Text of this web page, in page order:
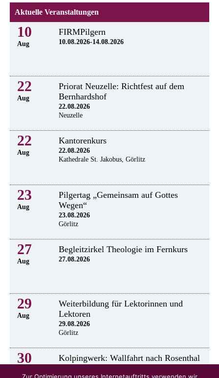
Aktuelle Veranstaltungen
10
Aug
FIRMPilgern
10.08.2026-14.08.2026
22
Aug
Priorat Neuzelle: Richtfest auf dem
Bernhardshof
22.08.2026
Neuzelle
22
Aug
Kantorenkurs
22.08.2026
Kathedrale St. Jakobus, Görlitz
23
Aug
Pilgertag „Gemeinsam auf Gottes
Wegen“
23.08.2026
Görlitz
27
Aug
Begleitzirkel Theologie im Fernkurs
27.08.2026
29
Aug
Weiterbildung für Lektorinnen und
Lektoren
29.08.2026
Görlitz
30 Kolpingwerk: Wallfahrt nach Rosenthal